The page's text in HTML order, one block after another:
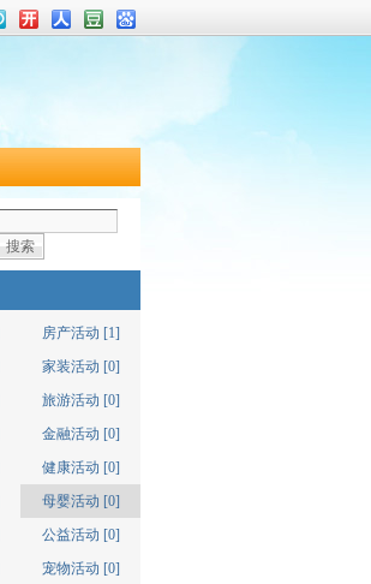
搜索
房产活动 [1]
家装活动 [0]
旅游活动 [0]
金融活动 [0]
健康活动 [0]
母婴活动 [0]
公益活动 [0]
宠物活动 [0]